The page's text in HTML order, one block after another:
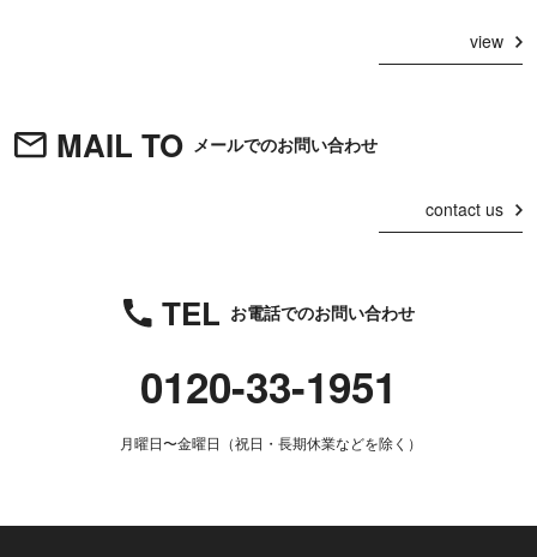
view
MAIL TO メールでのお問い合わせ
contact us
TEL お電話でのお問い合わせ
0120-33-1951
月曜日〜金曜日（祝日・長期休業などを除く）